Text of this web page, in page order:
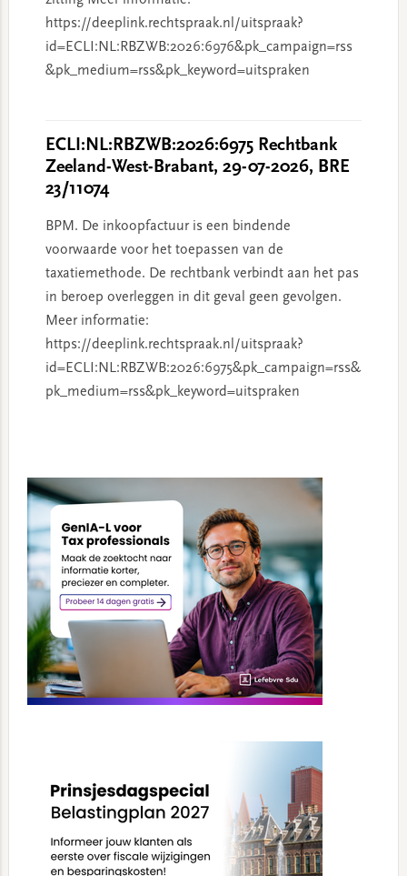
https://deeplink.rechtspraak.nl/uitspraak?
id=ECLI:NL:RBZWB:2026:6976&pk_campaign=rss
&pk_medium=rss&pk_keyword=uitspraken
ECLI:NL:RBZWB:2026:6975 Rechtbank
Zeeland-West-Brabant, 29-07-2026, BRE
23/11074
BPM. De inkoopfactuur is een bindende
voorwaarde voor het toepassen van de
taxatiemethode. De rechtbank verbindt aan het pas
in beroep overleggen in dit geval geen gevolgen.
Meer informatie:
https://deeplink.rechtspraak.nl/uitspraak?
id=ECLI:NL:RBZWB:2026:6975&pk_campaign=rss&
pk_medium=rss&pk_keyword=uitspraken
Sidebar